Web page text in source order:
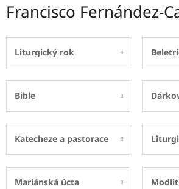
Francisco Fernández-
Liturgický rok
Bible
Katecheze a pastorace
Mariánská úcta